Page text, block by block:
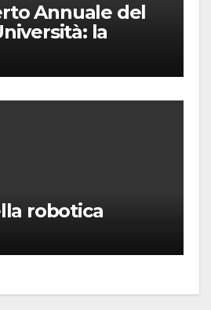
Annuale del
la
robotica